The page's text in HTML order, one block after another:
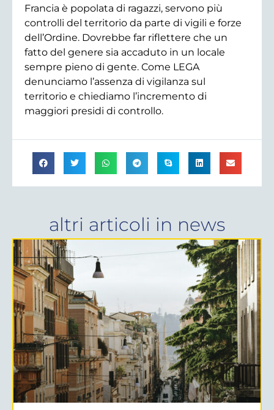
Francia è popolata di ragazzi, servono più
controlli del territorio da parte di vigili e forze
dell’Ordine. Dovrebbe far riflettere che un
fatto del genere sia accaduto in un locale
sempre pieno di gente. Come LEGA
denunciamo l’assenza di vigilanza sul
territorio e chiediamo l’incremento di
maggiori presidi di controllo.
altri articoli in news